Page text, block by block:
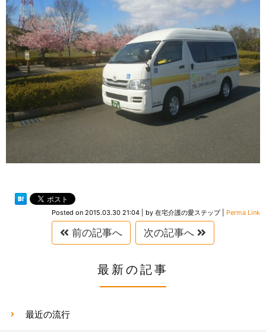
Posted on 2015.03.30 21:04 by 在宅介護の愛ステップ| Perma Link
前の記事へ 次の記事へ
最新の記事
最近の流行